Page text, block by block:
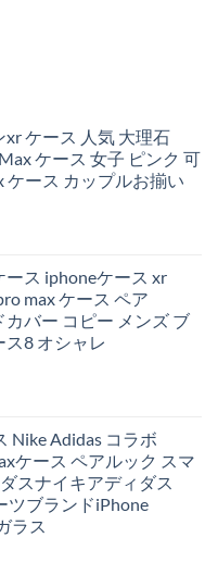
ケース 人気 大理石
ケース 女子 ピンク 可
ケース カップルお揃い
ス iphoneケース xr
max ケース ペア
カバー コピー メンズ ブ
8 オシャレ
Nike Adidas コラボ
ケース ペアルック スマ
スナイキアディダス
ツブランドiPhone
ラス